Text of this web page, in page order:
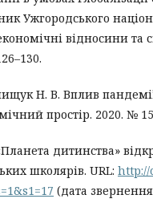
Ужгородського
відносини та
Н. В. Вплив
простір. 2020. №
дитинства»
школярів. URL: http://
(дата звернення